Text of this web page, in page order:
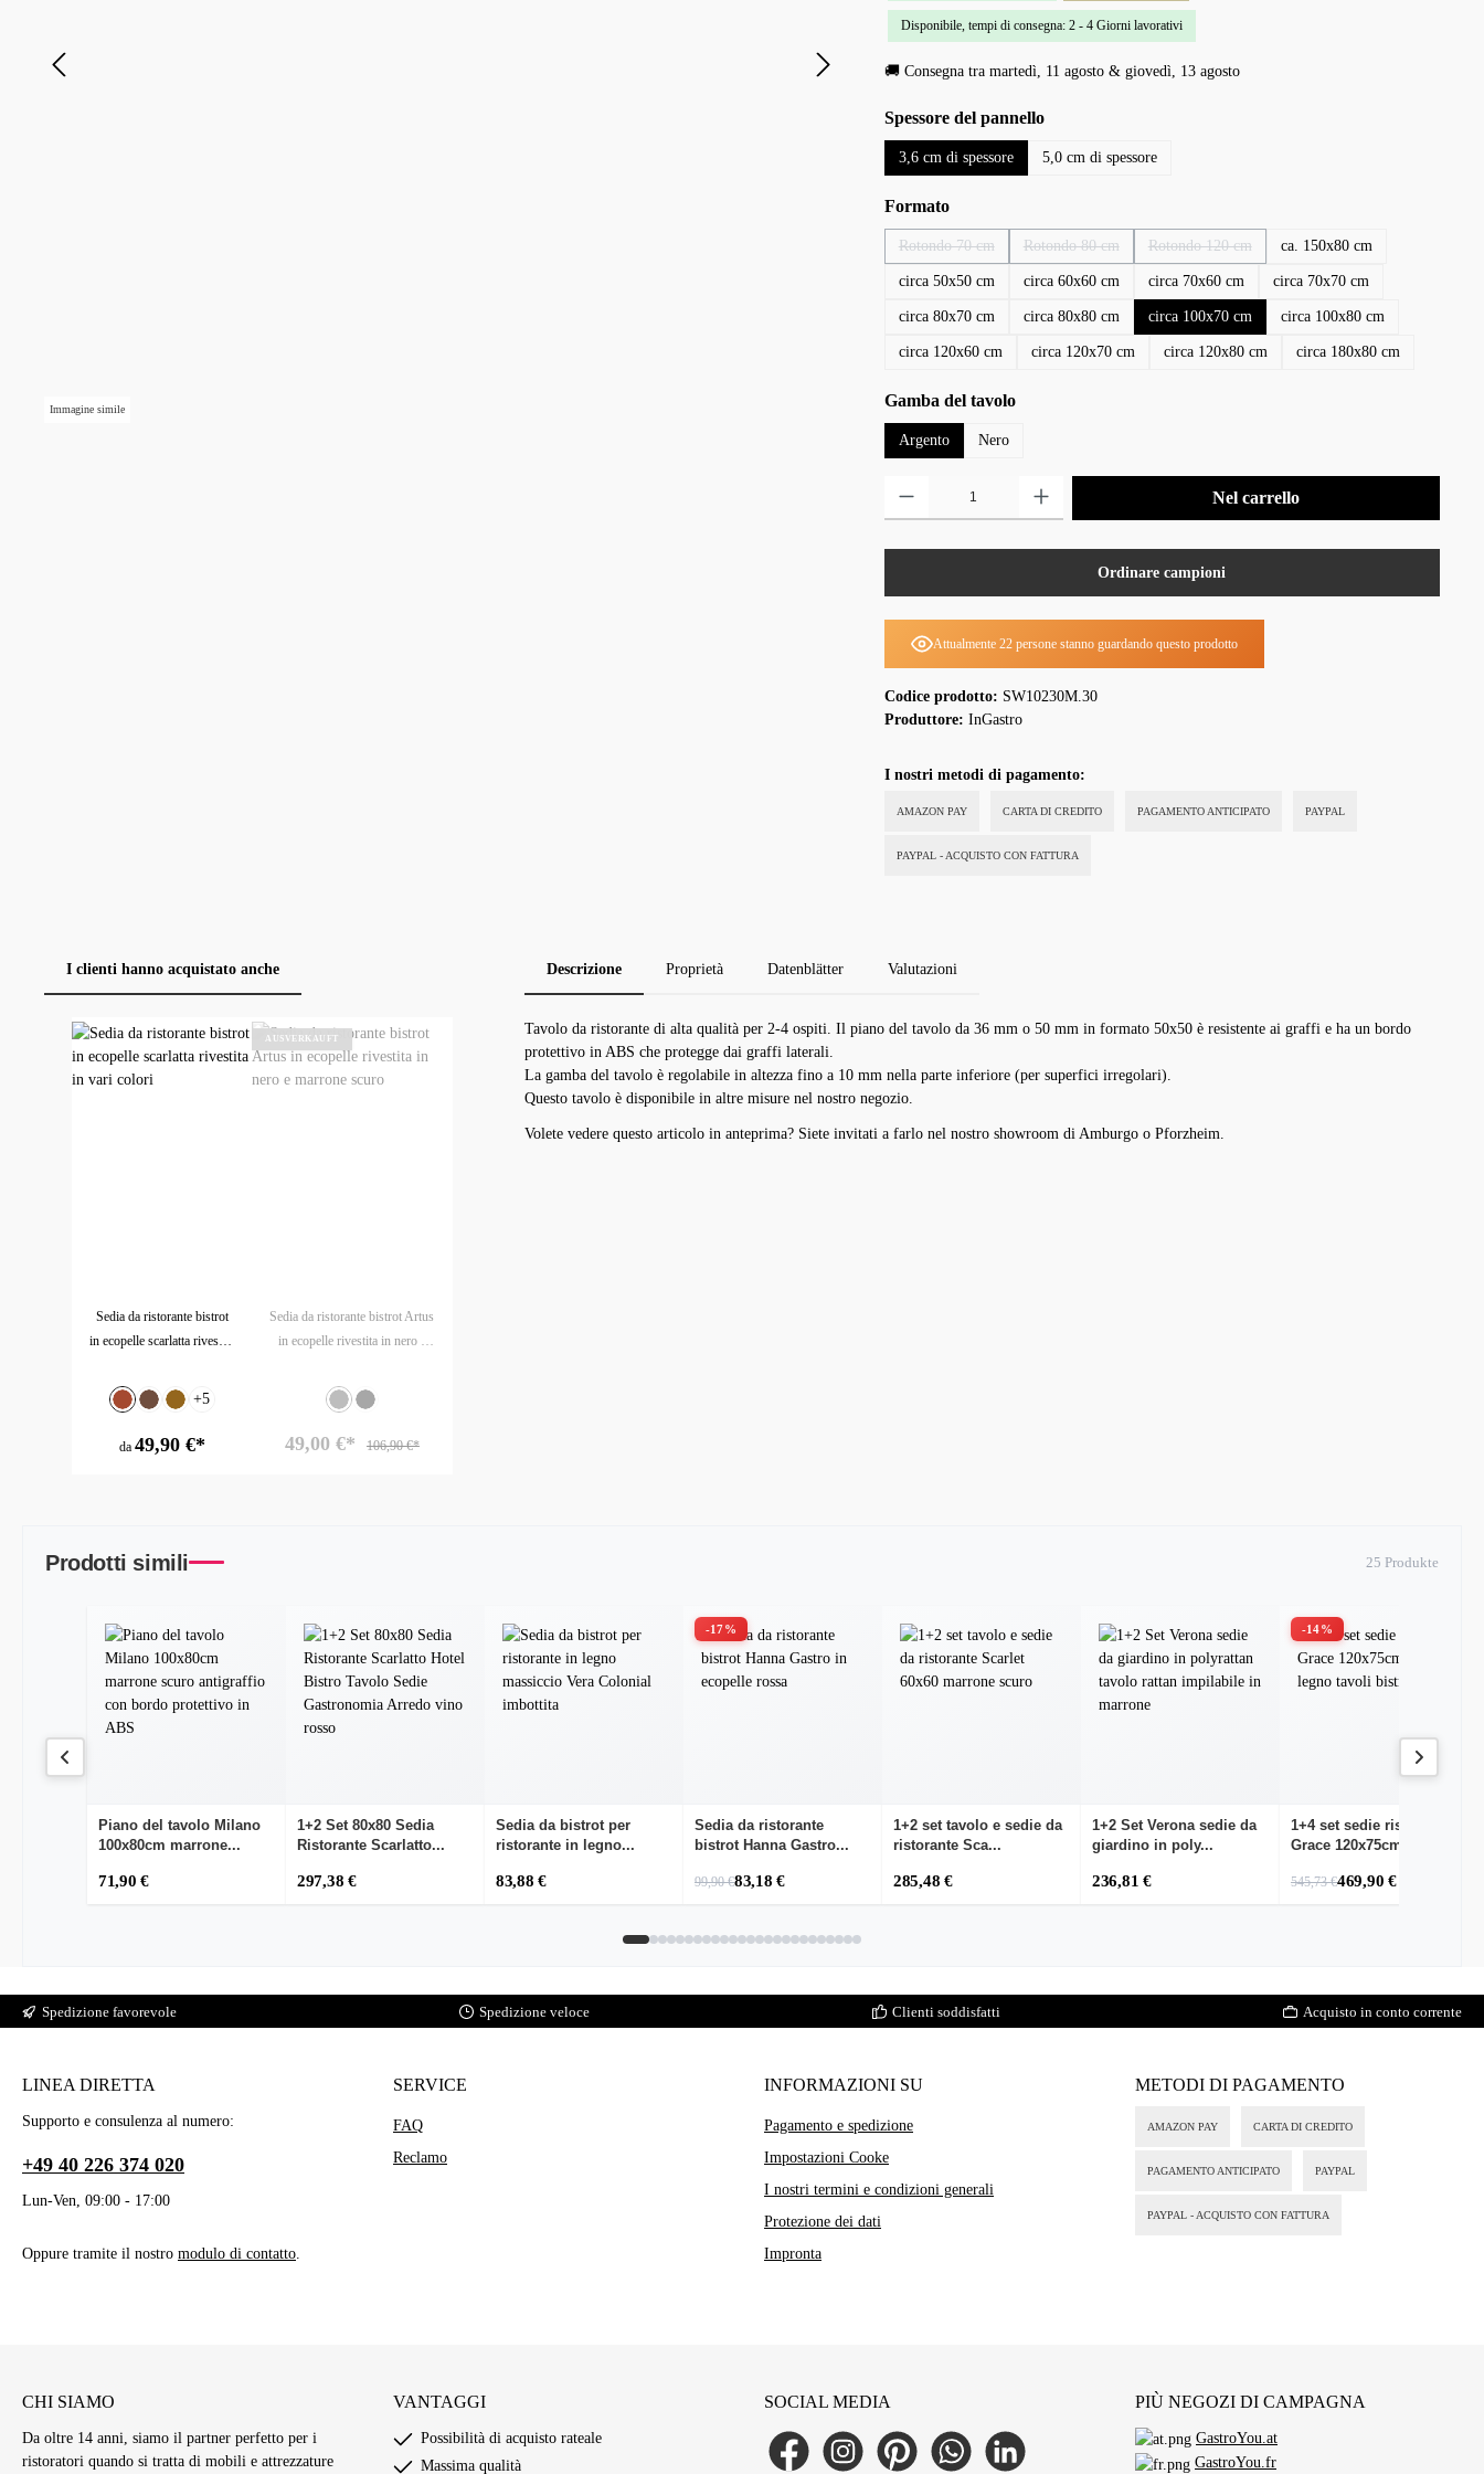
Immagine simile
Disponibile, tempi di consegna: 2 - 4 Giorni lavorativi
🚚 Consegna tra martedì, 11 agosto & giovedì, 13 agosto
Seleziona
Spessore del pannello
3,6 cm di spessore 5,0 cm di spessore
Seleziona
Formato
Rotondo 70 cm Rotondo 80 cm Rotondo 120 cm ca. 150x80 cm
circa 50x50 cm circa 60x60 cm circa 70x60 cm circa 70x70 cm
circa 80x70 cm circa 80x80 cm circa 100x70 cm circa 100x80 cm
circa 120x60 cm circa 120x70 cm circa 120x80 cm circa 180x80 cm
Seleziona
Gamba del tavolo
Argento Nero
Nel carrello
Ordinare campioni
Attualmente 22 persone stanno guardando questo prodotto
Codice prodotto: SW10230M.30
Produttore: InGastro
I nostri metodi di pagamento:
AMAZON PAY CARTA DI CREDITO PAGAMENTO ANTICIPATO PAYPAL
PAYPAL - ACQUISTO CON FATTURA
I clienti hanno acquistato anche
Salta la galleria dei prodotti
Sedia da ristorante bistrot
in ecopelle scarlatta rivestita
Seleziona
Colore
KupferMarrone scuro
Altbraun
+5
da 49,90 €*
AUSVERKAUFT
Sedia da ristorante bistrot Artus
in ecopelle rivestita in nero e
Seleziona
ColoreFinta pelle - Nero
(Questa opzione non è al momento disponibile.)
Finta pelle - marrone scuro
49,00 €* 106,90 €*
Descrizione Proprietà Datenblätter Valutazioni
Tavolo da ristorante di alta qualità per 2-4 ospiti. Il piano del tavolo da 36 mm o 50 mm in formato 50x50 è resistente ai graffi e ha un bordo
protettivo in ABS che protegge dai graffi laterali.
La gamba del tavolo è regolabile in altezza fino a 10 mm nella parte inferiore (per superfici irregolari).
Questo tavolo è disponibile in altre misure nel nostro negozio.
Volete vedere questo articolo in anteprima? Siete invitati a farlo nel nostro showroom di Amburgo o Pforzheim.
Prodotti simili 25 Produkte
Piano del tavolo Milano
100x80cm marrone...
71,90 €
1+2 Set 80x80 Sedia
Ristorante Scarlatto...
297,38 €
Sedia da bistrot per
ristorante in legno...
83,88 €
-17%
Sedia da ristorante
bistrot Hanna Gastro...
99,90 €83,18 €
1+2 set tavolo e sedie da
ristorante Sca...
285,48 €
1+2 Set Verona sedie da
giardino in poly...
236,81 €
-14%
1+4 set sedie ristorante
Grace 120x75cm ...
545,73 €469,90 €
Spedizione favorevole Spedizione veloce Clienti soddisfatti Acquisto in conto corrente
LINEA DIRETTA
Supporto e consulenza al numero:
+49 40 226 374 020
Lun-Ven, 09:00 - 17:00
Oppure tramite il nostro modulo di contatto.
SERVICE
FAQ
Reclamo
INFORMAZIONI SU
Pagamento e spedizione
Impostazioni Cooke
I nostri termini e condizioni generali
Protezione dei dati
Impronta
METODI DI PAGAMENTO
AMAZON PAY CARTA DI CREDITO
PAGAMENTO ANTICIPATO PAYPAL
PAYPAL - ACQUISTO CON FATTURA
CHI SIAMO
Da oltre 14 anni, siamo il partner perfetto per i
ristoratori quando si tratta di mobili e attrezzature
VANTAGGI
Possibilità di acquisto rateale
Massima qualità
SOCIAL MEDIA
Facebook InstagramPinterest WhatsAppLinkedIn
PIÙ NEGOZI DI CAMPAGNA
GastroYou.at
GastroYou.fr
Wir verwenden Cookies
Diese Website verwendet Cookies, um Ihnen das beste Erlebnis auf unserer Website zu